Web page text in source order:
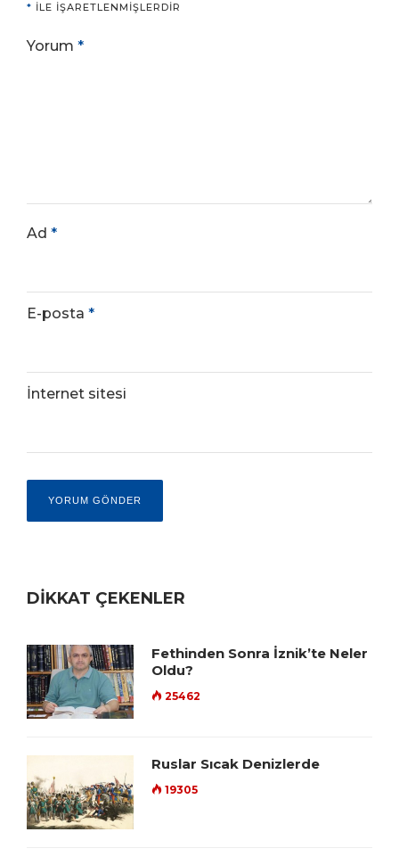
* ILE IŞARETLENMIŞLERDIR
Yorum *
Ad *
E-posta *
İnternet sitesi
DİKKAT ÇEKENLER
Fethinden Sonra İznik’te Neler
Oldu?
25462
Ruslar Sıcak Denizlerde
19305